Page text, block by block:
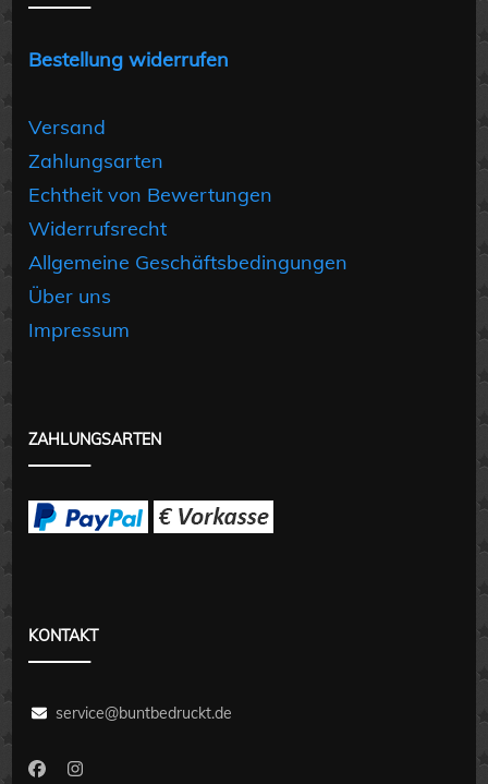
Bestellung widerrufen
Versand
Zahlungsarten
Echtheit von Bewertungen
Widerrufsrecht
Allgemeine Geschäftsbedingungen
Über uns
Impressum
ZAHLUNGSARTEN
KONTAKT
service@buntbedruckt.de